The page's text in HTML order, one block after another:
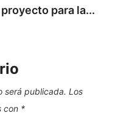
para la...
será publicada. Los
con *